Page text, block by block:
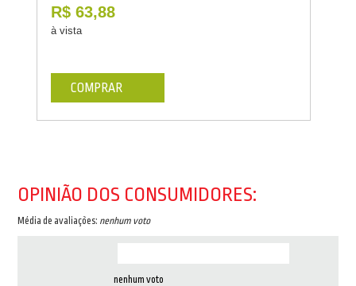
R$ 63,88
à vista
COMPRAR
OPINIÃO DOS CONSUMIDORES:
Média de avaliações: nenhum voto
nenhum voto